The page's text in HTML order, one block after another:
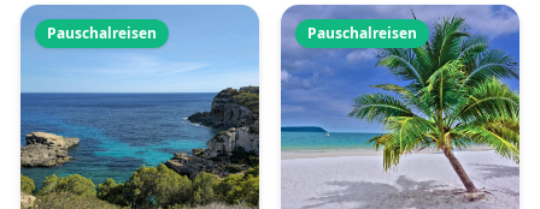
Pauschalreisen Pauschalreisen